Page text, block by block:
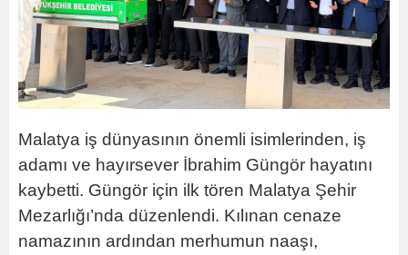
Malatya iş dünyasının önemli isimlerinden, iş
adamı ve hayırsever İbrahim Güngör hayatını
kaybetti. Güngör için ilk tören Malatya Şehir
Mezarlığı’nda düzenlendi. Kılınan cenaze
namazının ardından merhumun naaşı,